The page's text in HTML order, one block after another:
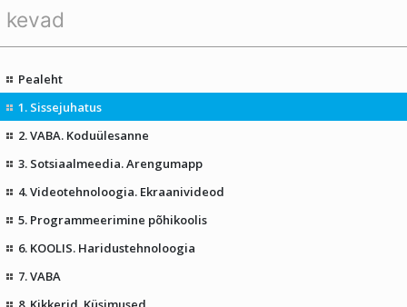
kevad
Pealeht
1. Sissejuhatus
2. VABA. Koduülesanne
3. Sotsiaalmeedia. Arengumapp
4. Videotehnoloogia. Ekraanivideod
5. Programmeerimine põhikoolis
6. KOOLIS. Haridustehnoloogia
7. VABA